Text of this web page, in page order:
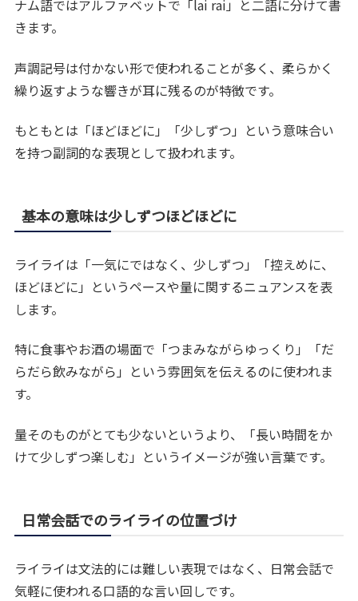
ナム語ではアルファベットで「lai rai」と二語に分けて書
きます。
声調記号は付かない形で使われることが多く、柔らかく
繰り返すような響きが耳に残るのが特徴です。
もともとは「ほどほどに」「少しずつ」という意味合い
を持つ副詞的な表現として扱われます。
基本の意味は少しずつほどほどに
ライライは「一気にではなく、少しずつ」「控えめに、
ほどほどに」というペースや量に関するニュアンスを表
します。
特に食事やお酒の場面で「つまみながらゆっくり」「だ
らだら飲みながら」という雰囲気を伝えるのに使われま
す。
量そのものがとても少ないというより、「長い時間をか
けて少しずつ楽しむ」というイメージが強い言葉です。
日常会話でのライライの位置づけ
ライライは文法的には難しい表現ではなく、日常会話で
気軽に使われる口語的な言い回しです。